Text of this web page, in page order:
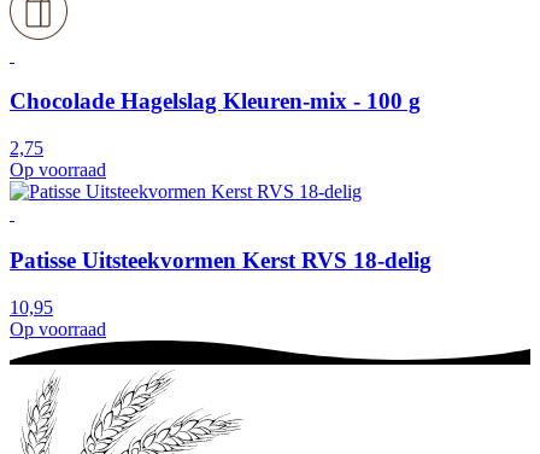
Chocolade Hagelslag Kleuren-mix - 100 g
2,75
Op voorraad
Patisse Uitsteekvormen Kerst RVS 18-delig
10,95
Op voorraad